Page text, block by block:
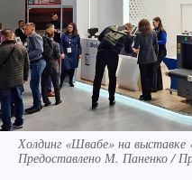
Холдинг «Швабе» на
Предоставлено М. Паненко /